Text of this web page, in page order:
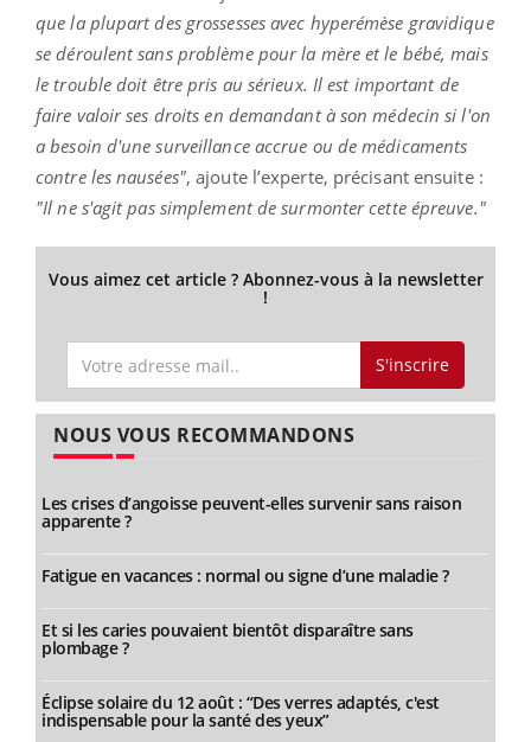
que la plupart des grossesses avec hyperémèse gravidique
se déroulent sans problème pour la mère et le bébé, mais
le trouble doit être pris au sérieux. Il est important de
faire valoir ses droits en demandant à son médecin si l'on
a besoin d'une surveillance accrue ou de médicaments
contre les nausées", ajoute l’experte, précisant ensuite :
"Il ne s'agit pas simplement de surmonter cette épreuve."
Vous aimez cet article ? Abonnez-vous à la newsletter
!
S'inscrire
NOUS VOUS RECOMMANDONS
Les crises d’angoisse peuvent-elles survenir sans raison
apparente ?
Fatigue en vacances : normal ou signe d’une maladie ?
Et si les caries pouvaient bientôt disparaître sans
plombage ?
Éclipse solaire du 12 août : “Des verres adaptés, c'est
indispensable pour la santé des yeux”